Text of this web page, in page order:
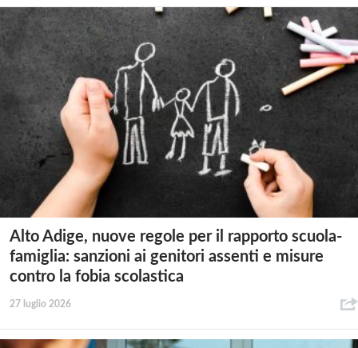
Alto Adige, nuove regole per il rapporto scuola-
famiglia: sanzioni ai genitori assenti e misure
contro la fobia scolastica
27 luglio 2026